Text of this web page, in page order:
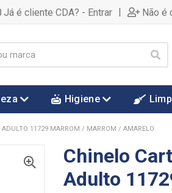
Já é cliente CDA? - Entrar | Não é
Higiene
ADULTO 11729 MARROM / MARROM / AMARELO
Chinelo
Adulto